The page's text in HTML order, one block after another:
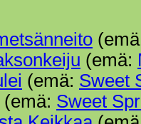
(emä:
(emä: Sweet
(emä: Sweet